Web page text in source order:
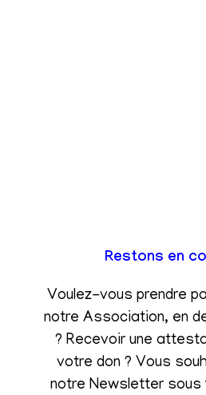
Restons en
Voulez-vous prendre
notre Association, en
? Recevoir une
votre don ? Vous
notre Newsletter sous